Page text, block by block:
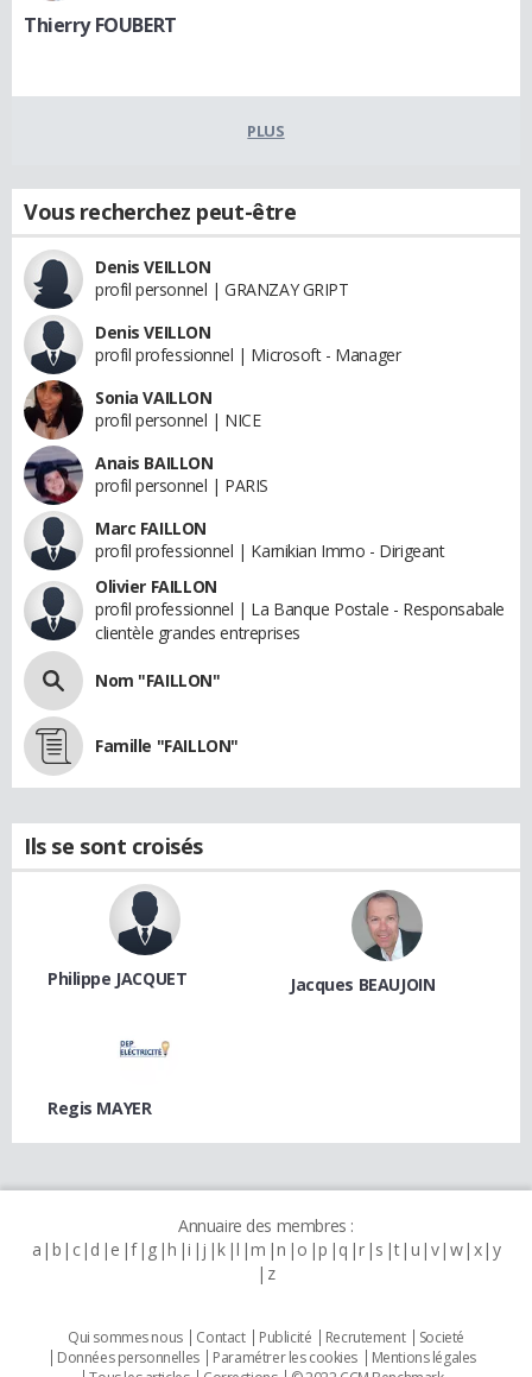
Thierry FOUBERT
PLUS
Vous recherchez peut-être
Denis VEILLON
profil personnel | GRANZAY GRIPT
Denis VEILLON
profil professionnel | Microsoft - Manager
Sonia VAILLON
profil personnel | NICE
Anais BAILLON
profil personnel | PARIS
Marc FAILLON
profil professionnel | Karnikian Immo - Dirigeant
Olivier FAILLON
profil professionnel | La Banque Postale - Responsabale
clientèle grandes entreprises
Nom "FAILLON"
Famille "FAILLON"
Ils se sont croisés
Philippe JACQUET Jacques BEAUJOIN
Regis MAYER
Annuaire des membres :
a b c d e f g h i j k l m n o p q r s t u v w x y
z
Qui sommes nous Contact Publicité Recrutement
Societé
Données personnelles
Paramétrer les cookies
Mentions légales